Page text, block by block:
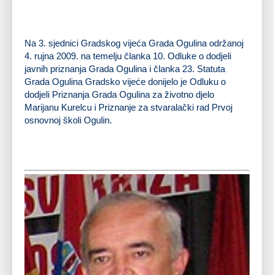
Na 3. sjednici Gradskog vijeća Grada Ogulina održanoj
4. rujna 2009. na temelju članka 10. Odluke o dodjeli
javnih priznanja Grada Ogulina i članka 23. Statuta
Grada Ogulina Gradsko vijeće donijelo je Odluku o
dodjeli Priznanja Grada Ogulina za životno djelo
Marijanu Kurelcu i Priznanje za stvaralački rad Prvoj
osnovnoj školi Ogulin.